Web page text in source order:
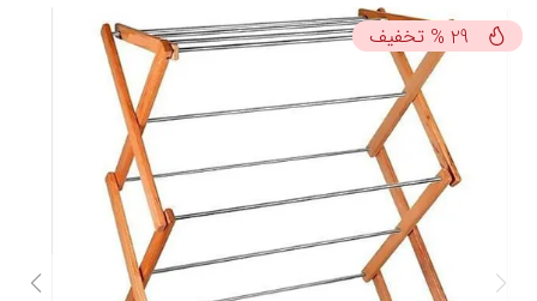
29
% تخفیف